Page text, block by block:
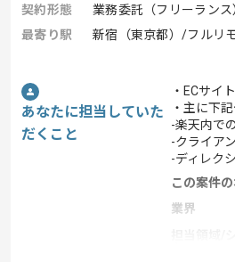
契約形態
業務委託（フリーランス
最寄り駅
新宿（東京都）/フルリ
あなたに担当していた
だくこと
・ECサイ
・主に下
-楽天内で
-クライア
-ディレク
この案件
業界